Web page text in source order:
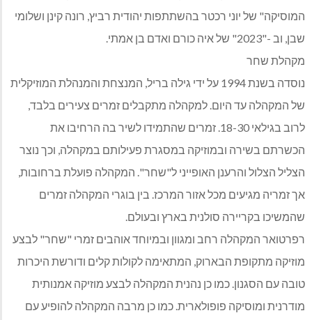
המוסיקה" של יוני רכטר בהשתתפות יהודית רביץ, רונה קינן ושלומי
שבן, וב -"2023" של איה כורם ואדם בן אמתי.
מקהלת שחר
נוסדה בשנת 1994 על ידי גילה בריל, המנצחת והמנהלת המוזיקלית
של המקהלה עד היום. למקהלה מתקבלים זמרים צעירים בלבד,
לרוב בגילאי 18-30. זמרים שהתמידו לשיר בה הרחיבו את
הכשרתם בשירה ובמוזיקה במסגרת פעילותם במקהלה, וכך נוצר
הצליל הצלול והרענן האופייני ל"שחר". המקהלה פועלת ברחובות,
אך זמריה מגיעים מכל אזור המרכז. בין בוגרי המקהלה זמרים
שהמשיכו בקריירה סולנית בארץ ובעולם.
רפרטואר המקהלה רחב ומגוון ובמיוחד אוהבים זמרי "שחר" לבצע
מוזיקה מתקופת הבארוק, המתאימה לקולות קלים ודורשת היכרות
טובה עם הסגנון. כמו כן נהנית המקהלה לבצע מוזיקה אמנותית
מודרנית ומוסיקה פופולארית. כמו כן מרבה המקהלה להופיע עם